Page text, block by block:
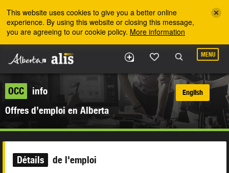
This website uses cookies to give you a better online
experience. By using this website or closing this message,
you are agreeing to our cookie policy. More information
MENU
OCC
info
Offres d’emploi en Alberta
English
Détails de l'emploi